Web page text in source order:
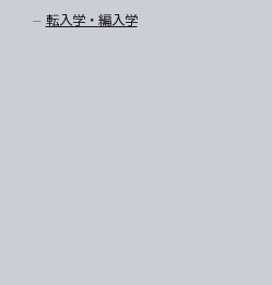
転入学・編入学